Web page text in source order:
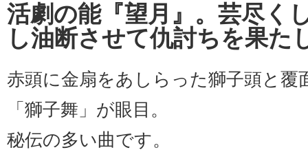
活劇の能『望月』。芸尽く
し油断させて仇討ちを果た
赤頭に金扇をあしらった獅子頭と覆
「獅子舞」が眼目。
秘伝の多い曲です。